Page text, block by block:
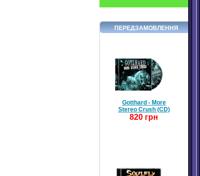
ПЕРЕДЗАМОВЛЕННЯ
Gotthard - More
Stereo Crush (CD)
820 грн